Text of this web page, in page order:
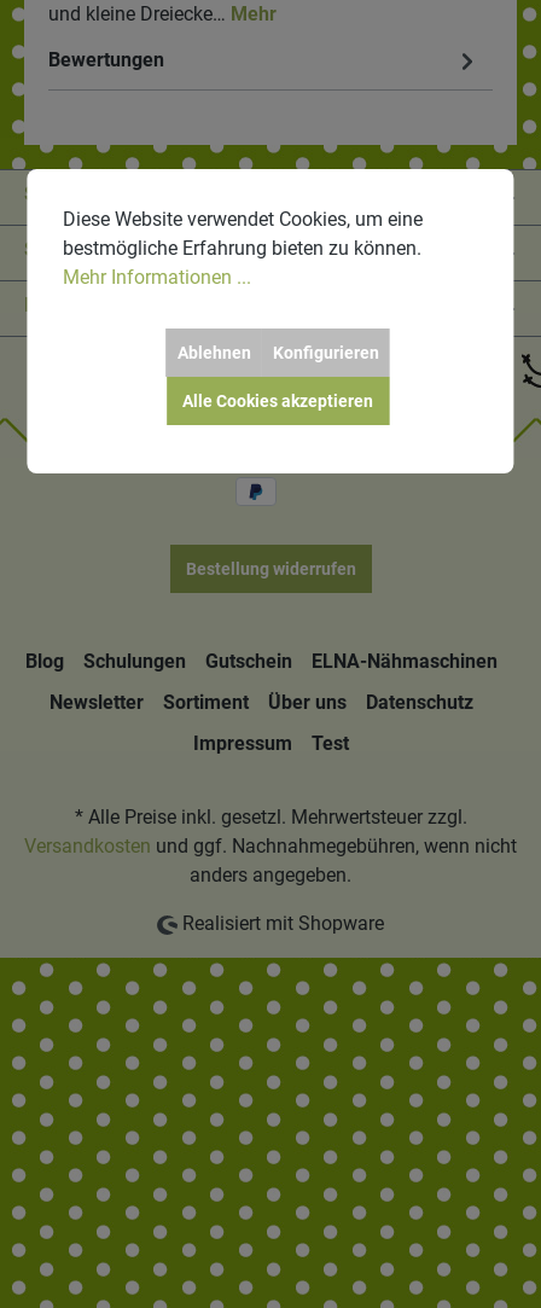
und kleine Dreiecke… Mehr
Bewertungen
Service-Hotline
Shop Service
Informationen
Bestellung widerrufen
Blog Schulungen Gutschein
ELNA-Nähmaschinen
Newsletter
Sortiment Über uns
Datenschutz
Impressum
Test
* Alle Preise inkl. gesetzl. Mehrwertsteuer zzgl.
Versandkosten und ggf. Nachnahmegebühren, wenn nicht
anders angegeben.
Realisiert mit Shopware
Diese Website verwendet Cookies, um eine
bestmögliche Erfahrung bieten zu können.
Mehr Informationen ...
Ablehnen Konfigurieren
Alle Cookies akzeptieren